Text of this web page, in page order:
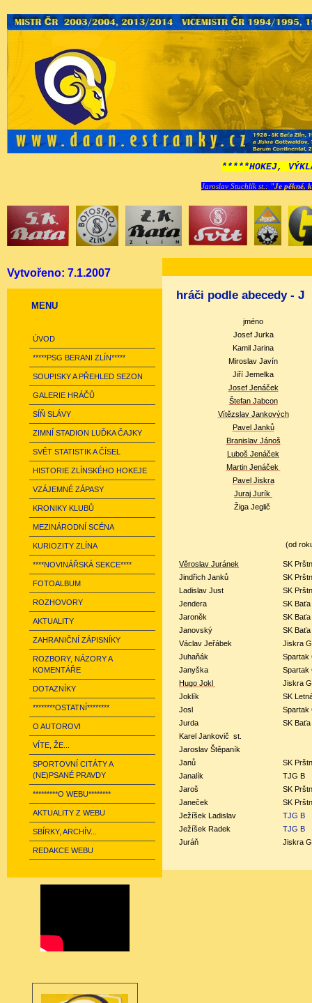
*****HOKEJ,
Jaroslav Stuchlík st.: "Je pěkné,
Vytvořeno: 7.1.2007
MENU
ÚVOD
*****PSG BERANI ZLÍN*****
SOUPISKY A PŘEHLED SEZON
GALERIE HRÁČŮ
SÍŇ SLÁVY
ZIMNÍ STADION LUĎKA ČAJKY
SVĚT STATISTIK A ČÍSEL
HISTORIE ZLÍNSKÉHO HOKEJE
VZÁJEMNÉ ZÁPASY
KRONIKY KLUBŮ
MEZINÁRODNÍ SCÉNA
KURIOZITY ZLÍNA
****NOVINÁŘSKÁ SEKCE****
FOTOALBUM
ROZHOVORY
AKTUALITY
ZAHRANIČNÍ ZÁPISNÍKY
ROZBORY, NÁZORY A
KOMENTÁŘE
DOTAZNÍKY
********OSTATNÍ********
O AUTOROVI
VÍTE, ŽE...
SPORTOVNÍ CITÁTY A
(NE)PSANÉ PRAVDY
*********O WEBU********
AKTUALITY Z WEBU
SBÍRKY, ARCHÍV...
REDAKCE WEBU
hráči podle abecedy - J
jméno
Josef Jurka
Kamil Jarina
Miroslav Javín
Jiří Jemelka
Josef Jenáček
Štefan Jabcon
Vítězslav Jankových
Pavel Janků
Branislav Jánoš
Luboš Jenáček
Martin Jenáček
Pavel Jiskra
Juraj Jurík
Žiga Jeglič
(od
Věroslav Juránek
SK
Jindřich Janků
SK
Ladislav Just
SK
Jendera
SK Baťa
Jaroněk
SK Baťa
Janovský
SK Baťa
Václav Jeřábek
Jiskra
Juhaňák
Spartak
Janyška
Spartak
Hugo Jokl
Jiskra
Joklík
SK
Josl
Spartak
Jurda
SK Baťa
Karel Jankovič st.
Jaroslav Štěpaník
Janů
SK
Janalík
TJG B
Jaroš
SK
Janeček
SK
Ježíšek Ladislav
TJG B
Ježíšek Radek
TJG B
Juráň
Jiskra